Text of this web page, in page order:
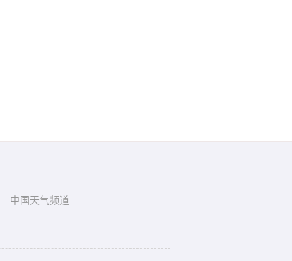
中国天气频道